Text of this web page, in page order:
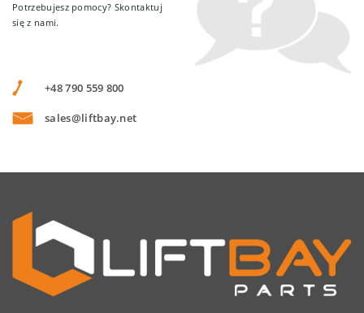
Potrzebujesz pomocy? Skontaktuj
się z nami.
+48 790 559 800
sales@liftbay.net